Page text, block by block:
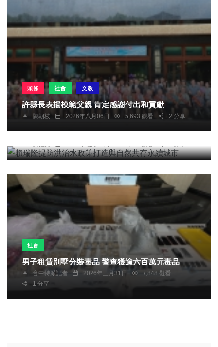
頭條 社會 文教
許縣長表揚模範父親 肯定感謝付出和貢獻
陳朝枝 2026年八月06日 5,693 觀看 2 分享
綜合新聞
賴瑞隆提防洪治水政策打造與自然共存永續城市
陳信銘 2026年七月14日 5,914 觀看 2 分享
社會
男子租賃別墅分裝毒品 警查獲逾六百萬元毒品
台中特派記者 2026年三月31日
7,848 觀看
1 分享